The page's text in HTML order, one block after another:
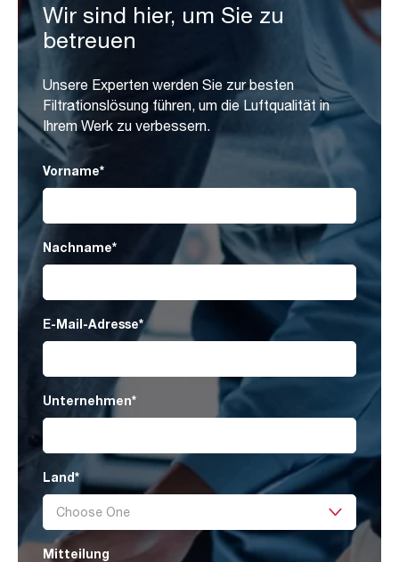
Wir sind hier, um Sie zu
betreuen
Unsere Experten werden Sie zur besten
Filtrationslösung führen, um die Luftqualität in
Ihrem Werk zu verbessern.
Vorname*
Nachname*
E-Mail-Adresse*
Unternehmen*
Land*
Mitteilung